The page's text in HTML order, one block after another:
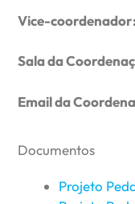
Vice-coordenador:
Sala da
Email da
Documentos
Projeto